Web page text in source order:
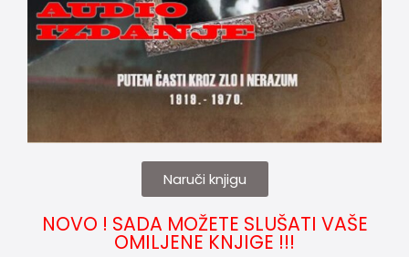
Naruči knjigu
NOVO ! SADA MOŽETE SLUŠATI VAŠE
OMILJENE KNJIGE !!!